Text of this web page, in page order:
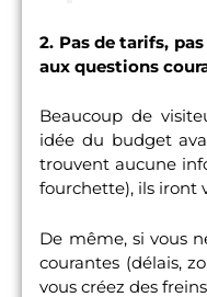
2. Pas de tarifs,
aux questions
Beaucoup de
idée du budget
trouvent aucune
fourchette), ils iront
De même, si vous
courantes (délais,
vous créez des